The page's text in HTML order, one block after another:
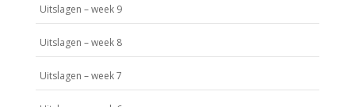
Uitslagen – week 9
Uitslagen – week 8
Uitslagen – week 7